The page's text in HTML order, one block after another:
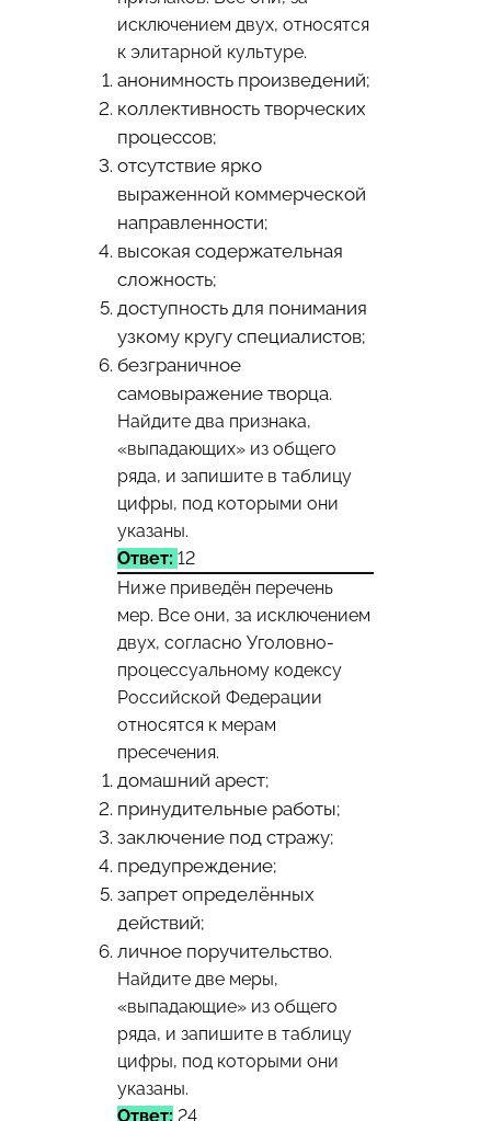
исключением двух, относятся
к элитарной культуре.
анонимность произведений;
коллективность творческих
процессов;
отсутствие ярко
выраженной коммерческой
направленности;
высокая содержательная
сложность;
доступность для понимания
узкому кругу специалистов;
безграничное
самовыражение творца.
Найдите два признака,
«выпадающих» из общего
ряда, и запишите в таблицу
цифры, под которыми они
указаны.
Ответ:12
Ниже приведён перечень
мер. Все они, за исключением
двух, согласно Уголовно-
процессуальному кодексу
Российской Федерации
относятся к мерам
пресечения.
домашний арест;
принудительные работы;
заключение под стражу;
предупреждение;
запрет определённых
действий;
личное поручительство.
Найдите две меры,
«выпадающие» из общего
ряда, и запишите в таблицу
цифры, под которыми они
указаны.
Ответ: 24